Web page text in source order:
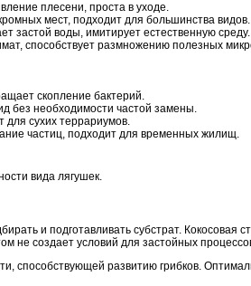
плесени, проста в уходе.
мест, подходит для большинства видов.
застой воды, имитирует естественную среду.
способствует размножению полезных
скопление бактерий.
без необходимости частой замены.
для сухих террариумов.
частиц, подходит для временных жилищ.
вида лягушек.
и подготавливать субстрат. Кокосовая
не создает условий для застойных
способствующей развитию грибков.